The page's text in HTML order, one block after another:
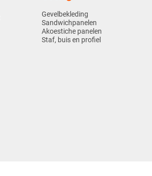
Gevelbekleding
Sandwichpanelen
Akoestiche panelen
Staf, buis en profiel